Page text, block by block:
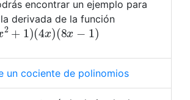
encontrar un ejemplo para
derivada de la función
+ 1)(4x)(8x− 1)
un cociente de polinomios